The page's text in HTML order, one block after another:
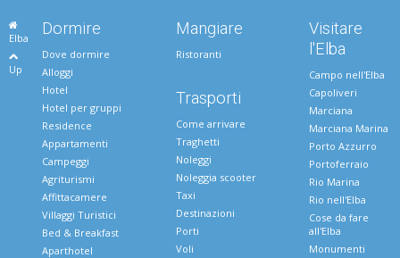
Elba
Up
Dormire
Dove dormire
Alloggi
Hotel
Hotel per gruppi
Residence
Appartamenti
Campeggi
Agriturismi
Affittacamere
Villaggi Turistici
Bed & Breakfast
Aparthotel
Mangiare
Ristoranti
Trasporti
Come arrivare
Traghetti
Noleggi
Noleggia scooter
Taxi
Destinazioni
Porti
Voli
Visitare
l'Elba
Campo nell'Elba
Capoliveri
Marciana
Marciana Marina
Porto Azzurro
Portoferraio
Rio Marina
Rio nell'Elba
Cose da fare
all'Elba
Monumenti